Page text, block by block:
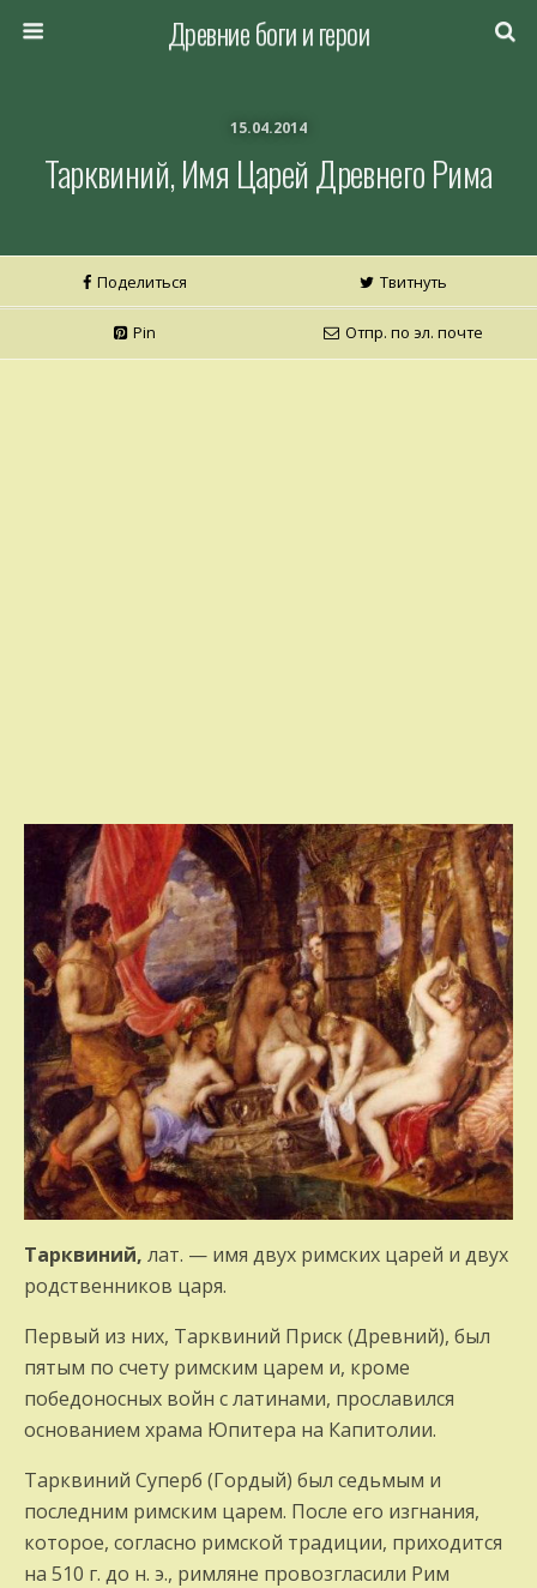
Древние боги и герои
15.04.2014
Тарквиний, Имя Царей Древнего Рима
Поделиться Твитнуть
Pin Отпр. по эл. почте
Тарквиний, лат. — имя двух римских царей и двух
родственников царя.
Первый из них, Тарквиний Приск (Древний), был
пятым по счету римским царем и, кроме
победоносных войн с латинами, прославился
основанием храма Юпитера на Капитолии.
Тарквиний Суперб (Гордый) был седьмым и
последним римским царем. После его изгнания,
которое, согласно римской традиции, приходится
на 510 г. до н. э., римляне провозгласили Рим